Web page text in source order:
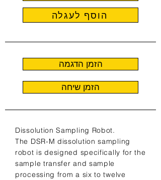
הוסף לעגלה
הזמן הדגמה
הזמן שיחה
Dissolution Sampling Robot.
The DSR-M dissolution sampling
robot is designed specifically for the
sample transfer and sample
processing from a six to twelve